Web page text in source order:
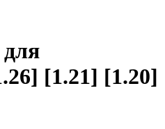
[1.21] [1.20]